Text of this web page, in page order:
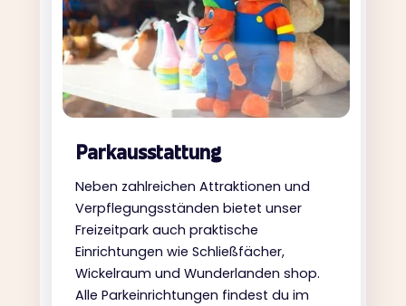
Parkausstattung
Neben zahlreichen Attraktionen und
Verpflegungsständen bietet unser
Freizeitpark auch praktische
Einrichtungen wie Schließfächer,
Wickelraum und Wunderlanden shop.
Alle Parkeinrichtungen findest du im